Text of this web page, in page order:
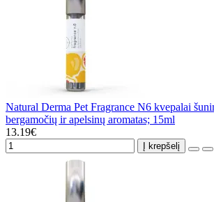
Natural Derma Pet Fragrance N6 kvepalai
bergamočių ir apelsinų aromatas; 15ml
13.19€
Į krepšelį